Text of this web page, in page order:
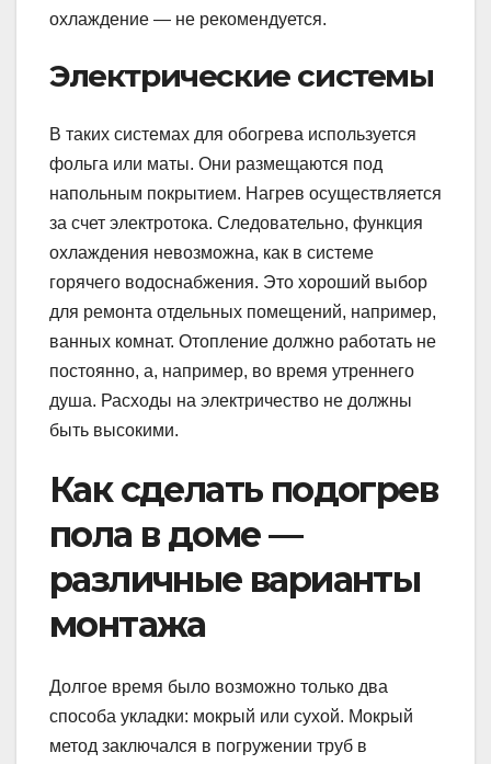
охлаждение — не рекомендуется.
Электрические системы
В таких системах для обогрева используется
фольга или маты. Они размещаются под
напольным покрытием. Нагрев осуществляется
за счет электротока. Следовательно, функция
охлаждения невозможна, как в системе
горячего водоснабжения. Это хороший выбор
для ремонта отдельных помещений, например,
ванных комнат. Отопление должно работать не
постоянно, а, например, во время утреннего
душа. Расходы на электричество не должны
быть высокими.
Как сделать подогрев
пола в доме —
различные варианты
монтажа
Долгое время было возможно только два
способа укладки: мокрый или сухой. Мокрый
метод заключался в погружении труб в